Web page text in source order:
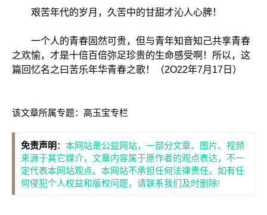
艰苦年代的岁月，久苦中的甘甜才沁人心脾！
一个人的青春固然可贵，但与青年知音知己共享青春
之欢愉，才是十倍百倍弥足珍贵的生命感受啊！所以，这
篇回忆名之曰苦乐年华青春之歌！（2O22年7月17日）
该文章所属专题： 高玉宝专栏
免责声明 ： 本网站是公益网站，一部分文章、图片、视频
来源于其它媒介，文章内容属于原作者的观点表达，不一
定代表本网站观点。本网站不承担任何法律责任。如有任
何侵犯个人权益和版权问题，请联系我们及时删除!